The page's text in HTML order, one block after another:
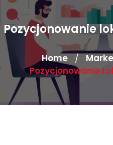
Pozycjonowanie
Home /
Pozycjonowanie